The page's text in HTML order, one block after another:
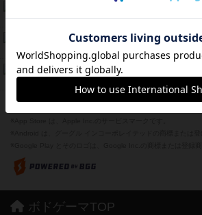
紹介文なし 1件の投稿
ザ・フラッフィー・ライト
ふたつの城の物語
ボドゲーマTOP